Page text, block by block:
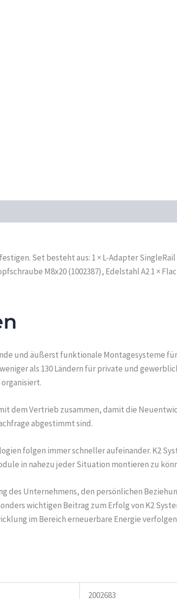
Set besteht aus: 1 × L-Adapter SingleRail
M8x20 (1002387), Edelstahl A2 1 ×
und äußerst funktionale Montagesysteme
als 130 Ländern für private und
dem Vertrieb zusammen, damit die
abgestimmt sind.
folgen immer schneller aufeinander. K2
in nahezu jeder Situation montieren zu
des Unternehmens, den persönlichen
wichtigen Beitrag zum Erfolg von K2
im Bereich erneuerbare Energie
2002683